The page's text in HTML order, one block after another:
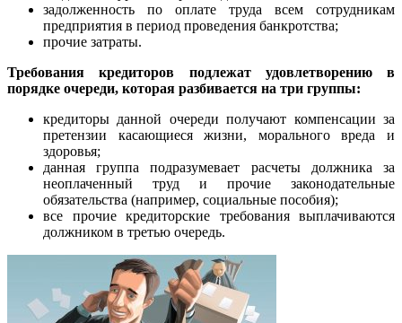
задолженность по оплате труда всем сотрудникам
предприятия в период проведения банкротства;
прочие затраты.
Требования кредиторов подлежат удовлетворению в
порядке очереди, которая разбивается на три группы:
кредиторы данной очереди получают компенсации за
претензии касающиеся жизни, морального вреда и
здоровья;
данная группа подразумевает расчеты должника за
неоплаченный труд и прочие законодательные
обязательства (например, социальные пособия);
все прочие кредиторские требования выплачиваются
должником в третью очередь.